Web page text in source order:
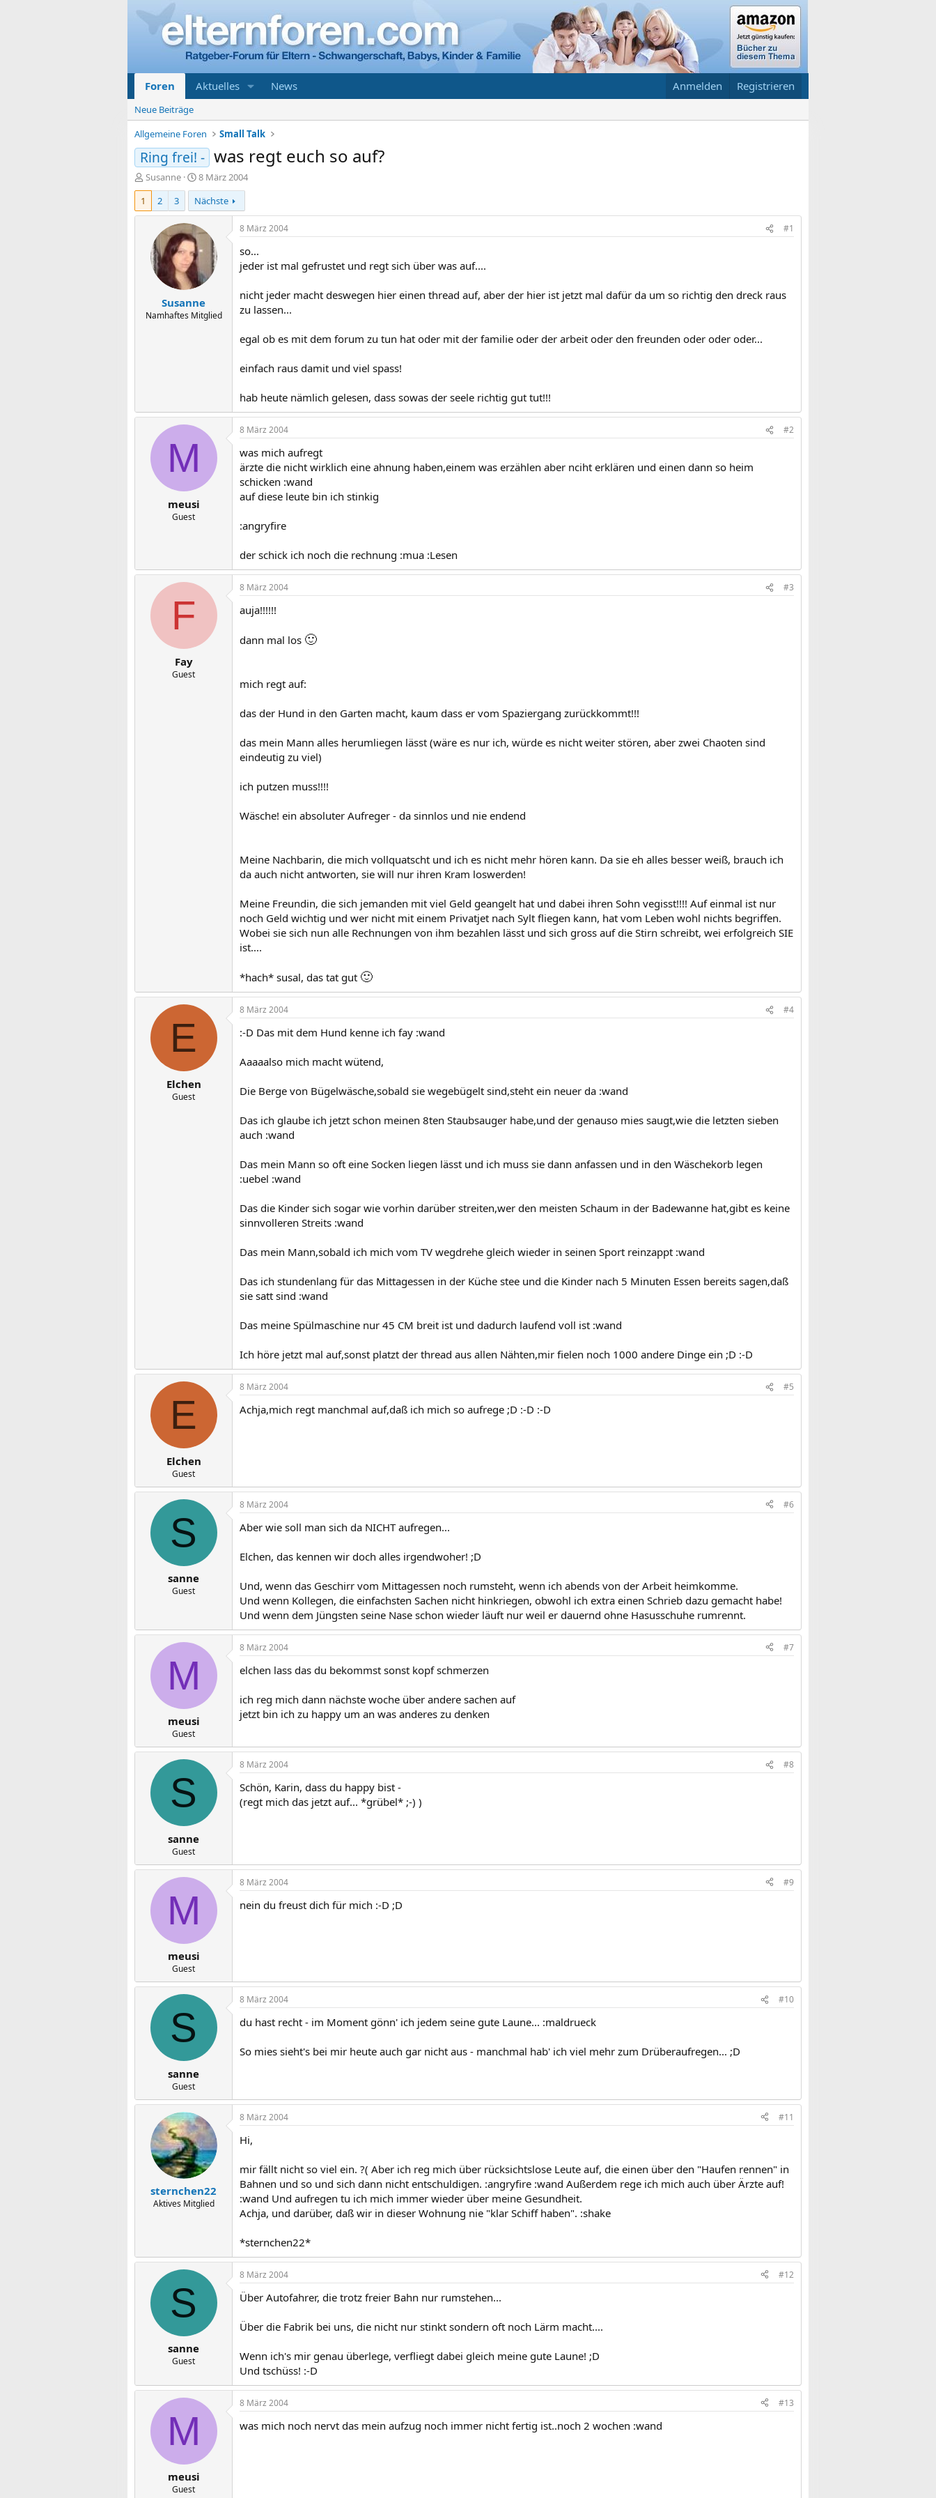
Foren Aktuelles News Anmelden Registrieren
Neue Beiträge
Allgemeine Foren
Small Talk
Ring frei! - was regt euch so auf?
E
r
t
Susanne
E
r
s
t
e
l
t
a
m
8 März 2004
1
2 3 Nächste
Susanne
Namhaftes Mitglied
8 März 2004 #1
so...
jeder ist mal gefrustet und regt sich über was auf....
nicht jeder macht deswegen hier einen thread auf, aber der hier ist jetzt mal dafür da um so richtig den dreck raus
zu lassen...
egal ob es mit dem forum zu tun hat oder mit der familie oder der arbeit oder den freunden oder oder oder...
einfach raus damit und viel spass!
hab heute nämlich gelesen, dass sowas der seele richtig gut tut!!!
M
meusi
Guest
8 März 2004 #2
was mich aufregt
ärzte die nicht wirklich eine ahnung haben,einem was erzählen aber nciht erklären und einen dann so heim
schicken :wand
auf diese leute bin ich stinkig
:angryfire
der schick ich noch die rechnung :mua :Lesen
F
Fay
Guest
8 März 2004 #3
auja!!!!!!
dann mal los 🙂
mich regt auf:
das der Hund in den Garten macht, kaum dass er vom Spaziergang zurückkommt!!!
das mein Mann alles herumliegen lässt (wäre es nur ich, würde es nicht weiter stören, aber zwei Chaoten sind
eindeutig zu viel)
ich putzen muss!!!!
Wäsche! ein absoluter Aufreger - da sinnlos und nie endend
Meine Nachbarin, die mich vollquatscht und ich es nicht mehr hören kann. Da sie eh alles besser weiß, brauch ich
da auch nicht antworten, sie will nur ihren Kram loswerden!
Meine Freundin, die sich jemanden mit viel Geld geangelt hat und dabei ihren Sohn vegisst!!!! Auf einmal ist nur
noch Geld wichtig und wer nicht mit einem Privatjet nach Sylt fliegen kann, hat vom Leben wohl nichts begriffen.
Wobei sie sich nun alle Rechnungen von ihm bezahlen lässt und sich gross auf die Stirn schreibt, wei erfolgreich SIE
ist....
*hach* susal, das tat gut 🙂
E
Elchen
Guest
8 März 2004 #4
:-D Das mit dem Hund kenne ich fay :wand
Aaaaalso mich macht wütend,
Die Berge von Bügelwäsche,sobald sie wegebügelt sind,steht ein neuer da :wand
Das ich glaube ich jetzt schon meinen 8ten Staubsauger habe,und der genauso mies saugt,wie die letzten sieben
auch :wand
Das mein Mann so oft eine Socken liegen lässt und ich muss sie dann anfassen und in den Wäschekorb legen
:uebel :wand
Das die Kinder sich sogar wie vorhin darüber streiten,wer den meisten Schaum in der Badewanne hat,gibt es keine
sinnvolleren Streits :wand
Das mein Mann,sobald ich mich vom TV wegdrehe gleich wieder in seinen Sport reinzappt :wand
Das ich stundenlang für das Mittagessen in der Küche stee und die Kinder nach 5 Minuten Essen bereits sagen,daß
sie satt sind :wand
Das meine Spülmaschine nur 45 CM breit ist und dadurch laufend voll ist :wand
Ich höre jetzt mal auf,sonst platzt der thread aus allen Nähten,mir fielen noch 1000 andere Dinge ein ;D :-D
E
Elchen
Guest
8 März 2004 #5
Achja,mich regt manchmal auf,daß ich mich so aufrege ;D :-D :-D
S
sanne
Guest
8 März 2004 #6
Aber wie soll man sich da NICHT aufregen...
Elchen, das kennen wir doch alles irgendwoher! ;D
Und, wenn das Geschirr vom Mittagessen noch rumsteht, wenn ich abends von der Arbeit heimkomme.
Und wenn Kollegen, die einfachsten Sachen nicht hinkriegen, obwohl ich extra einen Schrieb dazu gemacht habe!
Und wenn dem Jüngsten seine Nase schon wieder läuft nur weil er dauernd ohne Hasusschuhe rumrennt.
M
meusi
Guest
8 März 2004 #7
elchen lass das du bekommst sonst kopf schmerzen
ich reg mich dann nächste woche über andere sachen auf
jetzt bin ich zu happy um an was anderes zu denken
S
sanne
Guest
8 März 2004 #8
Schön, Karin, dass du happy bist -
(regt mich das jetzt auf... *grübel* ;-) )
M
meusi
Guest
8 März 2004 #9
nein du freust dich für mich :-D ;D
S
sanne
Guest
8 März 2004 #10
du hast recht - im Moment gönn' ich jedem seine gute Laune... :maldrueck
So mies sieht's bei mir heute auch gar nicht aus - manchmal hab' ich viel mehr zum Drüberaufregen... ;D
sternchen22
Aktives Mitglied
8 März 2004 #11
Hi,
mir fällt nicht so viel ein. ?( Aber ich reg mich über rücksichtslose Leute auf, die einen über den "Haufen rennen" in
Bahnen und so und sich dann nicht entschuldigen. :angryfire :wand Außerdem rege ich mich auch über Ärzte auf!
:wand Und aufregen tu ich mich immer wieder über meine Gesundheit.
Achja, und darüber, daß wir in dieser Wohnung nie "klar Schiff haben". :shake
*sternchen22*
S
sanne
Guest
8 März 2004 #12
Über Autofahrer, die trotz freier Bahn nur rumstehen...
Über die Fabrik bei uns, die nicht nur stinkt sondern oft noch Lärm macht....
Wenn ich's mir genau überlege, verfliegt dabei gleich meine gute Laune! ;D
Und tschüss! :-D
M
meusi
Guest
8 März 2004 #13
was mich noch nervt das mein aufzug noch immer nicht fertig ist..noch 2 wochen :wand